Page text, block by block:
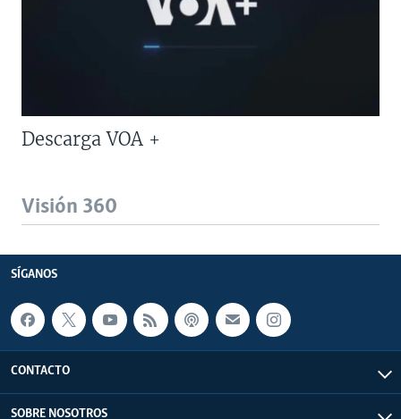
Descarga VOA +
Visión 360
SÍGANOS
CONTACTO
SOBRE NOSOTROS